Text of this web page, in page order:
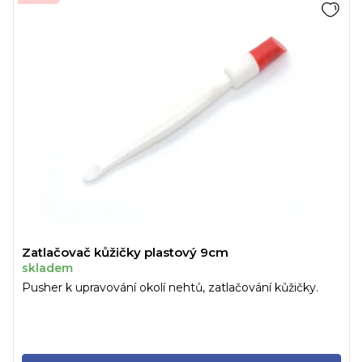
Zatlačovač kůžičky plastový 9cm
skladem
Pusher k upravování okolí nehtů, zatlačování kůžičky.